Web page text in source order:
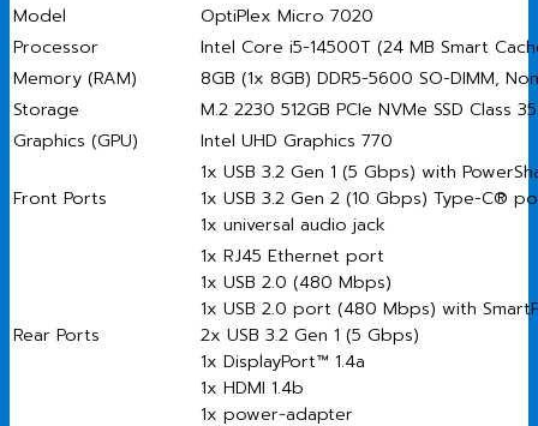
Model
OptiPlex Micro 7020
Processor
Intel Core i5-14500T (24 MB Smart
Memory (RAM)
8GB (1x 8GB) DDR5-5600 SO-DIMM,
Storage
M.2 2230 512GB PCIe NVMe SSD Class 35
Graphics (GPU)
Intel UHD Graphics 770
Front Ports
1x USB 3.2 Gen 1 (5 Gbps) with
1x USB 3.2 Gen 2 (10 Gbps) Type-C®
1x universal audio jack
Rear Ports
1x RJ45 Ethernet port
1x USB 2.0 (480 Mbps)
1x USB 2.0 port (480 Mbps) with
2x USB 3.2 Gen 1 (5 Gbps)
1x DisplayPort™ 1.4a
1x HDMI 1.4b
1x power-adapter